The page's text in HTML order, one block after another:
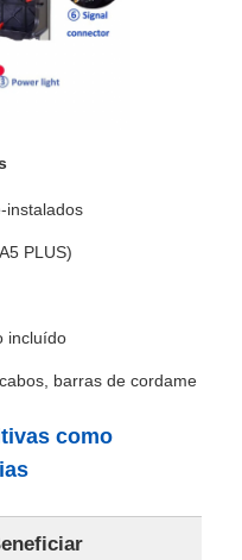
instalados
PLUS)
incluído
barras de cordame
como